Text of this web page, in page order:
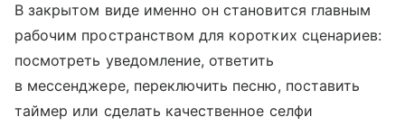
В закрытом виде именно он становится главным
рабочим пространством для коротких сценариев:
посмотреть уведомление, ответить
в мессенджере, переключить песню, поставить
таймер или сделать качественное селфи